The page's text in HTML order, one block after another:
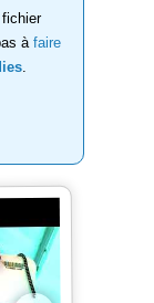
à faire